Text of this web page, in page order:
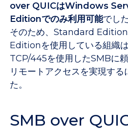
over QUICはWindows
Editionでのみ利用可能でした
そのため、Standard
Editionを使用している組織
TCP/445を使用したSMBに
リモートアクセスを実現す
た。
SMB over